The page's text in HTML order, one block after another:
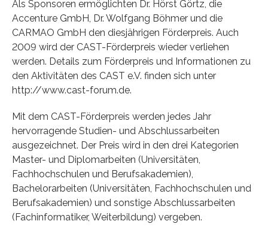
Als Sponsoren ermöglichten Dr. Hörst Görtz, die
Accenture GmbH, Dr. Wolfgang Böhmer und die
CARMAO GmbH den diesjährigen Förderpreis. Auch
2009 wird der CAST-Förderpreis wieder verliehen
werden. Details zum Förderpreis und Informationen zu
den Aktivitäten des CAST e.V. finden sich unter
http://www.cast-forum.de.
Mit dem CAST-Förderpreis werden jedes Jahr
hervorragende Studien- und Abschlussarbeiten
ausgezeichnet. Der Preis wird in den drei Kategorien
Master- und Diplomarbeiten (Universitäten,
Fachhochschulen und Berufsakademien),
Bachelorarbeiten (Universitäten, Fachhochschulen und
Berufsakademien) und sonstige Abschlussarbeiten
(Fachinformatiker, Weiterbildung) vergeben.